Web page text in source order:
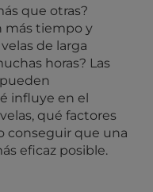
que otras?
más tiempo y
de larga
horas? Las
influye en el
qué factores
conseguir que una
eficaz posible.